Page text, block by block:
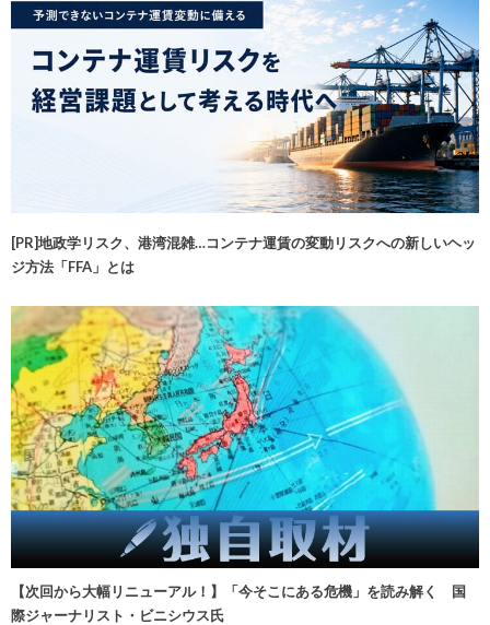
[PR]地政学リスク、港湾混雑…コンテナ運賃の変動リスクへの新しいヘッ
ジ方法「FFA」とは
【次回から大幅リニューアル！】「今そこにある危機」を読み解く 国
際ジャーナリスト・ビニシウス氏